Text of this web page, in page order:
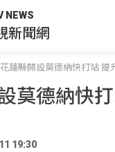
NEWS
新聞網
花蓮縣開設莫德納快打站 提
莫德納快
19:30